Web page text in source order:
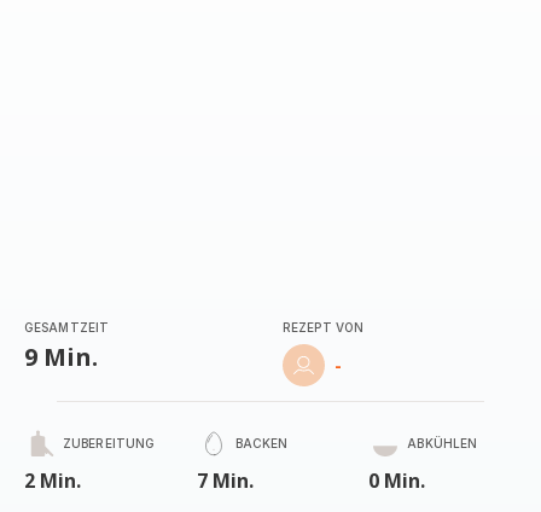
GESAMTZEIT
9 Min.
REZEPT VON
-
ZUBEREITUNG
2 Min.
BACKEN
7 Min.
ABKÜHLEN
0 Min.